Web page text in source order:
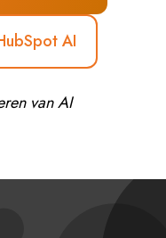
AI
van AI